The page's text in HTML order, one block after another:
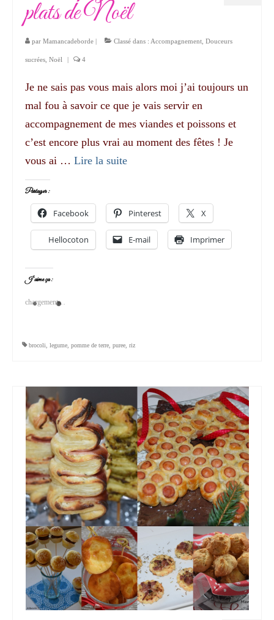
plats de Noël
par Mamancadeborde | Classé dans : Accompagnement Douceurs
sucrées Noël | 4
Je ne sais pas vous mais alors moi j’ai toujours un
mal fou à savoir ce que je vais servir en
accompagnement de mes viandes et poissons et
c’est encore plus vrai au moment des fêtes ! Je
vous ai … Lire la suite­­
Partager :
Facebook Pinterest X
Hellocoton E-mail Imprimer
J’aime ça :
chargement…
brocoli legume pomme de terre puree riz